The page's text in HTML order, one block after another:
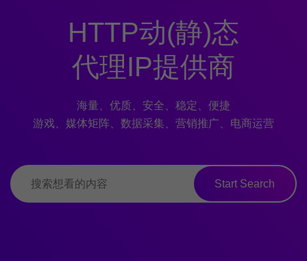
HTTP动(静)态
代理IP提供商
海量、优质、安全、稳定、便捷
游戏、媒体矩阵、数据采集、营销推广、电商运营
Start Search